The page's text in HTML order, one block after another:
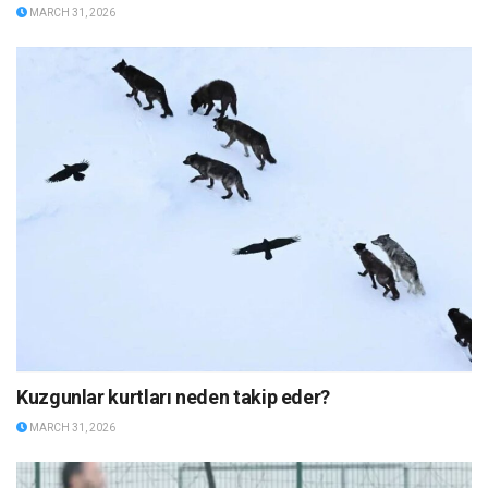
MARCH 31, 2026
Kuzgunlar kurtları neden takip eder?
MARCH 31, 2026